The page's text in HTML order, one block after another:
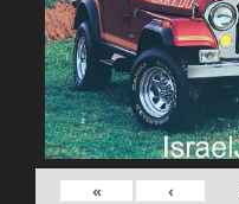
›
»